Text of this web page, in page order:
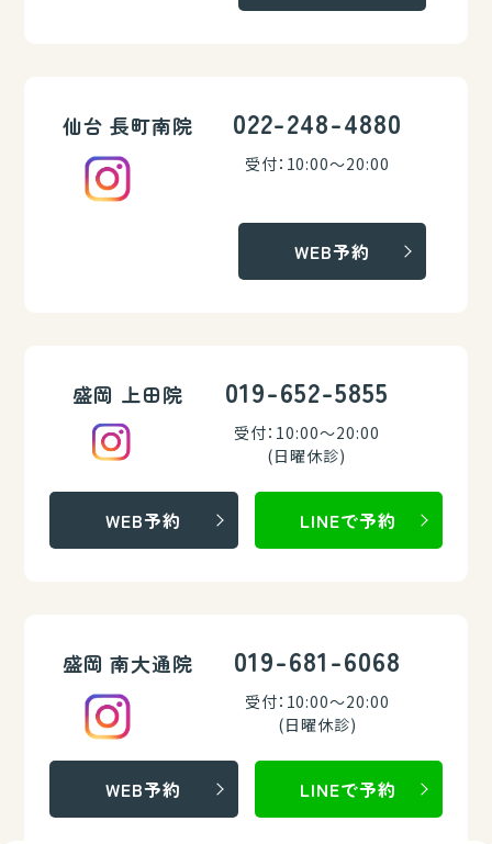
仙台 長町南院 022-248-4880
受付：10:00～20:00
WEB予約
盛岡 上田院 019-652-5855
受付：10:00～20:00
(日曜休診)
WEB予約 LINEで予約
盛岡 南大通院 019-681-6068
受付：10:00～20:00
(日曜休診)
WEB予約 LINEで予約